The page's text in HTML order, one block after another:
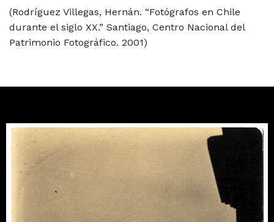
(Rodríguez Villegas, Hernán. “Fotógrafos en Chile
durante el siglo XX.” Santiago, Centro Nacional del
Patrimonio Fotográfico. 2001)